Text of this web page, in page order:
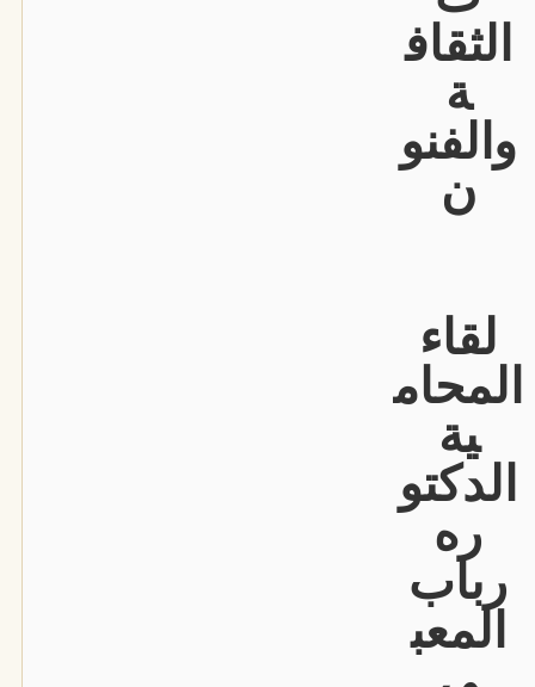
الثقاف
ة
والفنو
ن
لقاء
المحام
ية
الدكتو
ره
رباب
المعب